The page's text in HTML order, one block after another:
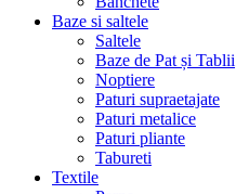
Baze si saltele
Saltele
Baze de Pat și Tablii
Noptiere
Paturi supraetajate
Paturi metalice
Paturi pliante
Tabureti
Textile